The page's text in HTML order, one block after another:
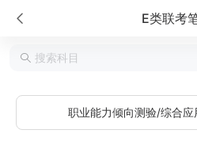
E类联考
职业能力倾向测验/综合应